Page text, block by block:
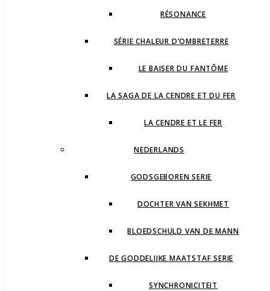
RÉSONANCE
SÉRIE CHALEUR D’OMBRETERRE
LE BAISER DU FANTÔME
LA SAGA DE LA CENDRE ET DU FER
LA CENDRE ET LE FER
NEDERLANDS
GODSGEBOREN SERIE
DOCHTER VAN SEKHMET
BLOEDSCHULD VAN DE MANN
DE GODDELIJKE MAATSTAF SERIE
SYNCHRONICITEIT